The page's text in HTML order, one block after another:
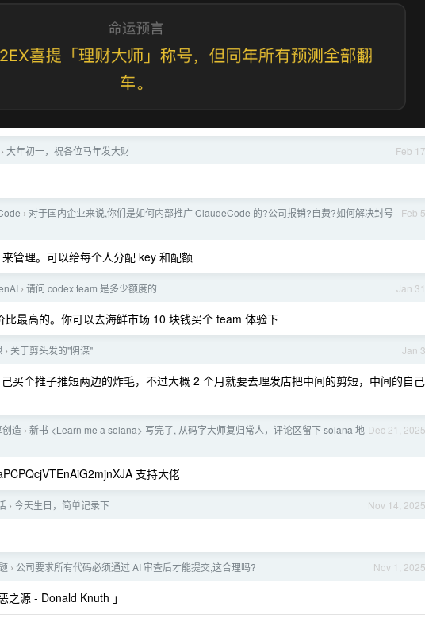
Feb 17
› 大年初一，祝各位马年发大财
Feb 5
› 对于国内企业来说,你们是如何内部推广 ClaudeCode 的?公司报销?自费?如何解决封号
管理。可以给每个人分配 key 和配额
Jan 31
› 请问 codex team 是多少额度的
比最高的。你可以去海鲜市场 10 块钱买个 team 体验下
Jan 3
› 关于剪头发的"阴谋"
买个推子推短两边的炸毛，不过大概 2 个月就要去理发店把中间的剪短，中间的自己
Dec 21, 2025
创造 › 新书 <Learn me a solana> 写完了, 从码字大师复归常人，评论区留下 solana 地
支持大佬
Nov 14, 2025
› 今天生日，简单记录下
Nov 1, 2025
› 公司要求所有代码必须通过 AI 审查后才能提交,这合理吗?
之源 - Donald Knuth 」